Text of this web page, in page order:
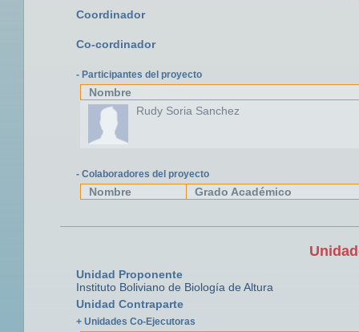
Coordinador
Co-cordinador
- Participantes del proyecto
Nombre
Rudy Soria Sanchez
- Colaboradores del proyecto
Nombre Grado Académico
Unidad Proponente
Instituto Boliviano de Biología de Altura
Unidad Contraparte
+ Unidades Co-Ejecutoras